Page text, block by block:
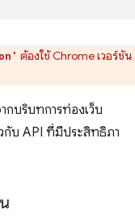
ต้องใช้ Chrome เวอร์ชัน
บริบทการท่องเว็บ
กับ API ที่มีประสิทธิภา